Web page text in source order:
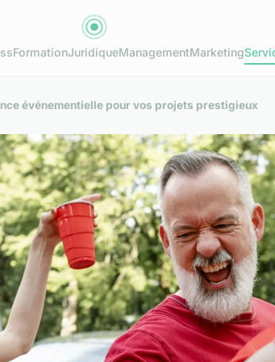
FormationJuridiqueManagementMarketing
événementielle pour vos projets prestigieux